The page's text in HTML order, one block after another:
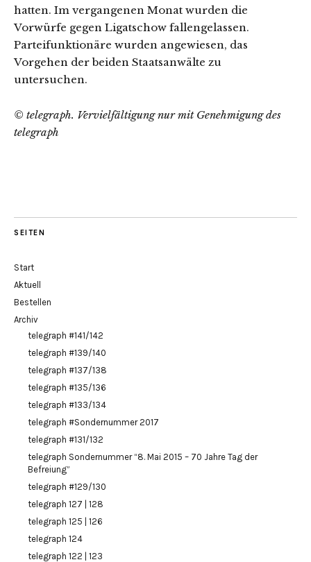
hatten. Im vergangenen Monat wurden die
Vorwürfe gegen Ligatschow fallengelassen.
Parteifunktionäre wurden angewiesen, das
Vorgehen der beiden Staatsanwälte zu
untersuchen.
© telegraph. Vervielfältigung nur mit Genehmigung des
telegraph
SEITEN
Start
Aktuell
Bestellen
Archiv
telegraph #141/142
telegraph #139/140
telegraph #137/138
telegraph #135/136
telegraph #133/134
telegraph #Sondernummer 2017
telegraph #131/132
telegraph Sondernummer “8. Mai 2015 – 70 Jahre Tag der
Befreiung”
telegraph #129/130
telegraph 127 | 128
telegraph 125 | 126
telegraph 124
telegraph 122 | 123